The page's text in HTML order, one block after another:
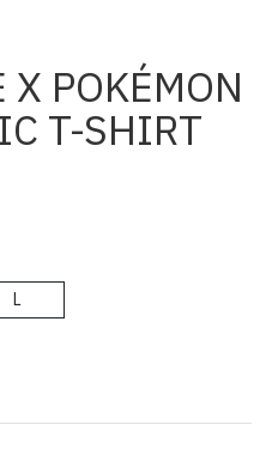
POKÉMON
T-SHIRT
L